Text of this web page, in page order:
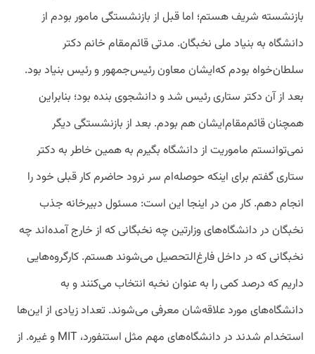
بازنشسته شریف هستم؛ اما قبل از بازنشستگی مامور بودم از
دانشگاه به بنیاد ملی نخبگان. مدتی قائم‌مقام خانم دکتر
سلطان‌خواه بودم که‌ایشان معاون رئیس‌جمهور و رئیس بنیاد بود.
بعد از آن دکتر ستاری رئیس شد و دانشجوی بنده بود؛ بنابراین
همچنان قائم‌مقام‌ایشان هم بودم. بعد از بازنشستگی دیگر
نمی‌توانستم ماموریت از دانشگاه بگیرم به همین خاطر به دکتر
ستاری گفتم برای اینکه حوصله‌ام سر نرود حاضرم کار قبلی خود را
انجام دهم. کار من در اینجا این است: مسئول دبیرخانه جذب
نخبگان در دانشگاه‌های وزارتین چه نخبگانی که از خارج آمده‌اند چه
نخبگانی که در داخل فارغ‌التحصیل می‌شوند هستم. کارگروه‌هایی
داریم که درصد کمی را به عنوان نخبه انتخاب می‌کنند و به
دانشگاه‌های مورد علاقه‌شان معرفی می‌شوند. تعداد زیادی از این‌ها
استخدام شدند در دانشگاه‌های مهم مثل استنفورد، MIT و غیره. از